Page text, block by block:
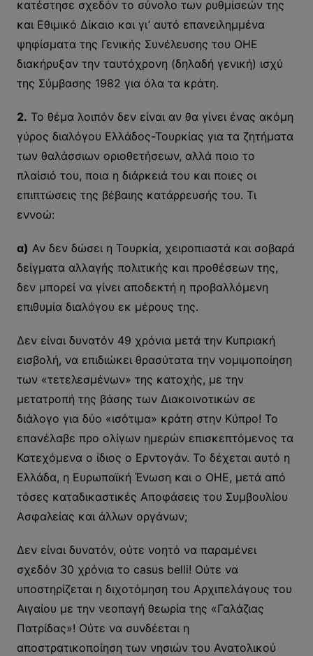
κατέστησε σχεδόν το σύνολο των ρυθμίσεών της
και Εθιμικό Δίκαιο και γι’ αυτό επανειλημμένα
ψηφίσματα της Γενικής Συνέλευσης του ΟΗΕ
διακήρυξαν την ταυτόχρονη (δηλαδή γενική) ισχύ
της Σύμβασης 1982 για όλα τα κράτη.
2. Το θέμα λοιπόν δεν είναι αν θα γίνει ένας ακόμη
γύρος διαλόγου Ελλάδος-Τουρκίας για τα ζητήματα
των θαλάσσιων οριοθετήσεων, αλλά ποιο το
πλαίσιό του, ποια η διάρκειά του και ποιες οι
επιπτώσεις της βέβαιης κατάρρευσής του. Τι
εννοώ:
α) Αν δεν δώσει η Τουρκία, χειροπιαστά και σοβαρά
δείγματα αλλαγής πολιτικής και προθέσεων της,
δεν μπορεί να γίνει αποδεκτή η προβαλλόμενη
επιθυμία διαλόγου εκ μέρους της.
Δεν είναι δυνατόν 49 χρόνια μετά την Κυπριακή
εισβολή, να επιδιώκει θρασύτατα την νομιμοποίηση
των «τετελεσμένων» της κατοχής, με την
μετατροπή της βάσης των Διακοινοτικών σε
διάλογο για δύο «ισότιμα» κράτη στην Κύπρο! Το
επανέλαβε προ ολίγων ημερών επισκεπτόμενος τα
Κατεχόμενα ο ίδιος ο Ερντογάν. Το δέχεται αυτό η
Ελλάδα, η Ευρωπαϊκή Ένωση και ο ΟΗΕ, μετά από
τόσες καταδικαστικές Αποφάσεις του Συμβουλίου
Ασφαλείας και άλλων οργάνων;
Δεν είναι δυνατόν, ούτε νοητό να παραμένει
σχεδόν 30 χρόνια το casus belli! Ούτε να
υποστηρίζεται η διχοτόμηση του Αρχιπελάγους του
Αιγαίου με την νεοπαγή θεωρία της «Γαλάζιας
Πατρίδας»! Ούτε να συνδέεται η
αποστρατικοποίηση των νησιών του Ανατολικού